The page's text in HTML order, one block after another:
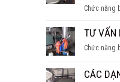
Chức năng
TƯ VẤN
Chức năng
CÁC